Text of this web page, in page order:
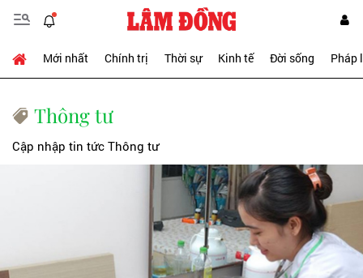
Mới nhất Chính trị Thời sự Kinh tế Đời sống Pháp
Thông tư
Cập nhập tin tức Thông tư